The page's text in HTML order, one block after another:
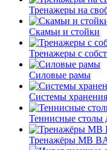
Тренажеры на
Скамьи и стойки
Тренажеры с
Силовые рамы
Системы хранения
Теннисные столы
Тренажёры MB